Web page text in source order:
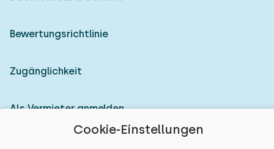
Cookie-Einstellungen
Bewertungsrichtlinie
Zugänglichkeit
Als Vermieter anmelden